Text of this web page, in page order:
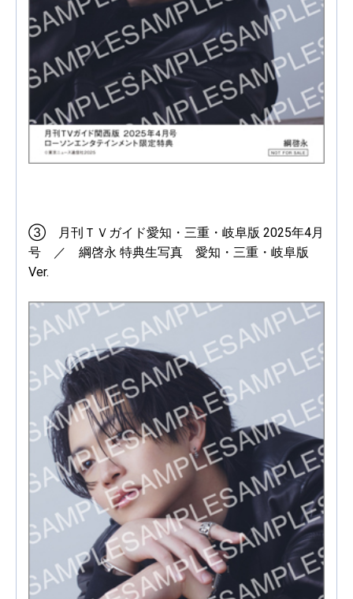
③ 月刊ＴＶガイド愛知・三重・岐阜版 2025年4月
号 ／ 綱啓永 特典生写真 愛知・三重・岐阜版
Ver.